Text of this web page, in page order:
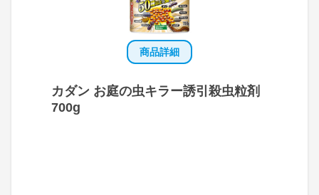
商品詳細
カダン お庭の虫キラー誘引殺虫粒剤
700g